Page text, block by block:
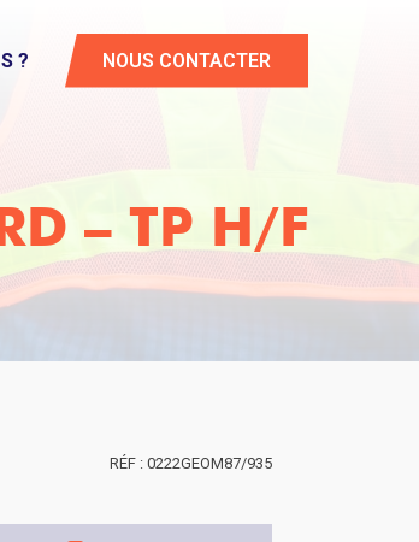
? NOUS CONTACTER
– TP H/F
0222GEOM87/935